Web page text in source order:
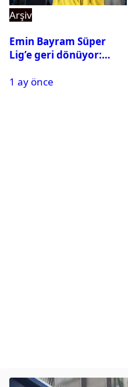
Arşiv
Emin Bayram Süper
Lig’e geri dönüyor:
1 ay önce